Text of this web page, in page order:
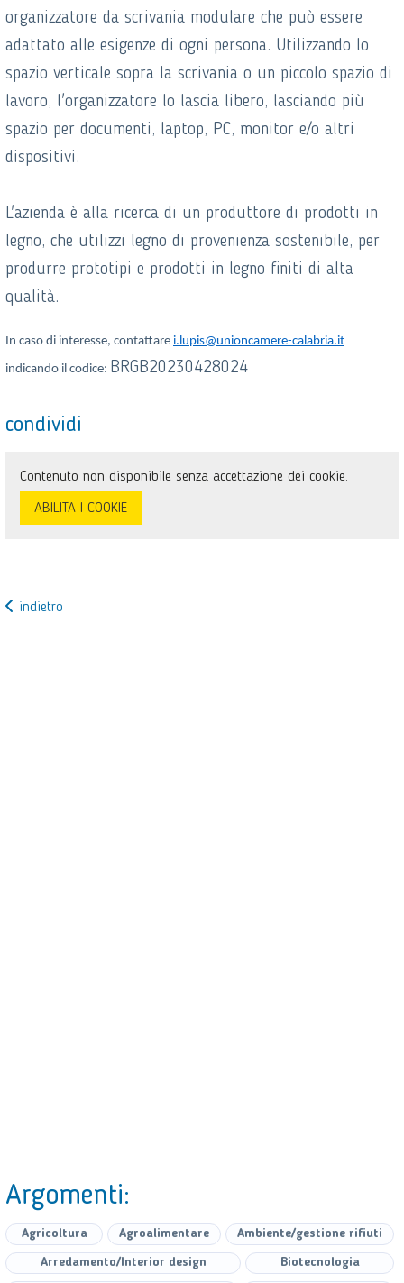
organizzatore da scrivania modulare che può essere
adattato alle esigenze di ogni persona. Utilizzando lo
spazio verticale sopra la scrivania o un piccolo spazio di
lavoro, l'organizzatore lo lascia libero, lasciando più
spazio per documenti, laptop, PC, monitor e/o altri
dispositivi.
L'azienda è alla ricerca di un produttore di prodotti in
legno, che utilizzi legno di provenienza sostenibile, per
produrre prototipi e prodotti in legno finiti di alta
qualità.
In caso di interesse, contattare i.lupis@unioncamere-calabria.it
indicando il codice: BRGB20230428024
condividi
Contenuto non disponibile senza accettazione dei cookie.
ABILITA I COOKIE
indietro
Argomenti:
Agricoltura Agroalimentare Ambiente/gestione rifiuti
Arredamento/Interior design Biotecnologia